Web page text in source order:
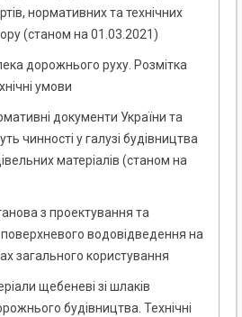
нормативних та технічних
(станом на 01.03.2021)
дорожнього руху. Розмітка
умови
документи України та
чинності у галузі будівництва
матеріалів (станом на
з проектування та
водовідведення на
загального користування
щебеневі зі шлаків
будівництва. Технічні